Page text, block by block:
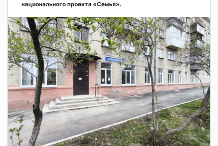
национального проекта «Семья».